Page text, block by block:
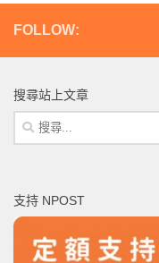
FOLLOW:
搜尋站上文章
搜
尋
字:
支持 NPOST